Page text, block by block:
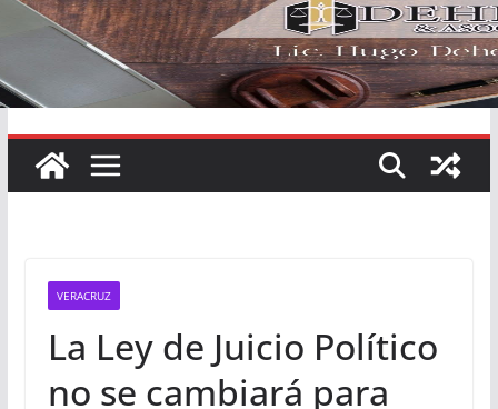
VERACRUZ
La Ley de Juicio Político
no se cambiará para